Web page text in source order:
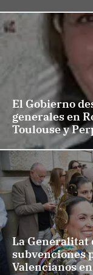
El Gobierno
generales en
Toulouse y
La Generalitat
subvenciones
Valencianos